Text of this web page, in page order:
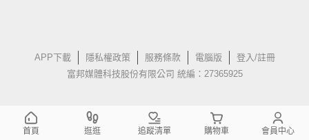
APP下載 隱私權政策 服務條款 電腦版
登入/註冊
富邦媒體科技股份有限公司 統編：27365925
首頁 逛逛 追蹤清單 購物車 會員中心